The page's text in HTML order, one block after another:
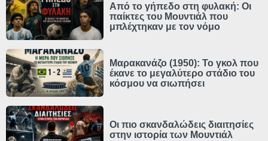
Από το γήπεδο στη φυλακή: Οι
παίκτες του Μουντιάλ που
μπλέχτηκαν με τον νόμο
Μαρακανάζο (1950): Το γκολ που
έκανε το μεγαλύτερο στάδιο του
κόσμου να σιωπήσει
Οι πιο σκανδαλώδεις διαιτησίες
στην ιστορία των Μουντιάλ